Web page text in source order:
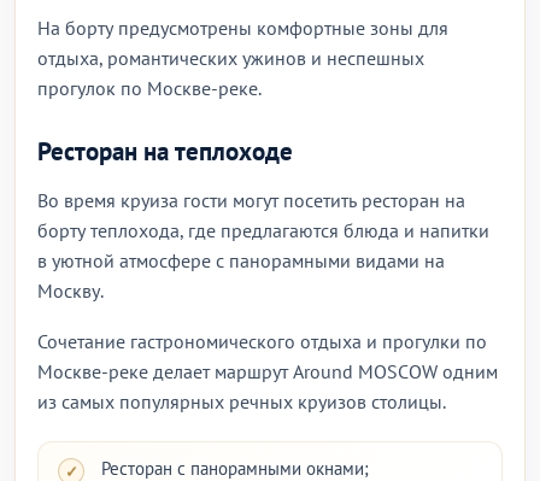
На борту предусмотрены комфортные зоны для
отдыха, романтических ужинов и неспешных
прогулок по Москве-реке.
Ресторан на теплоходе
Во время круиза гости могут посетить ресторан на
борту теплохода, где предлагаются блюда и напитки
в уютной атмосфере с панорамными видами на
Москву.
Сочетание гастрономического отдыха и прогулки по
Москве-реке делает маршрут Around MOSCOW одним
из самых популярных речных круизов столицы.
Ресторан с панорамными окнами;